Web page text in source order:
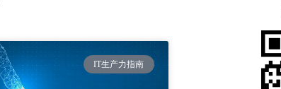
IT生产力指南